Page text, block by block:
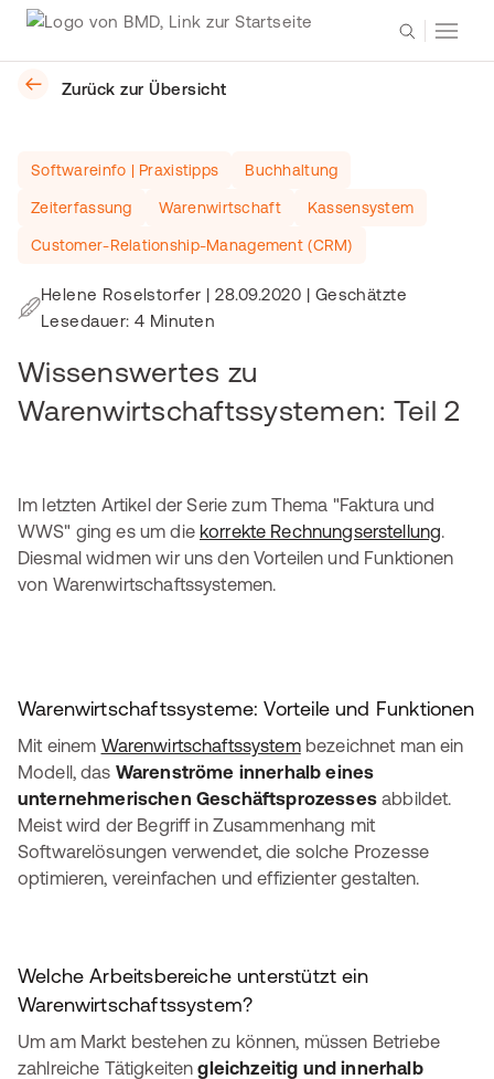
Zurück zur Übersicht
Softwareinfo | Praxistipps Buchhaltung
Zeiterfassung Warenwirtschaft Kassensystem
Customer-Relationship-Management (CRM)
Helene Roselstorfer |28.09.2020 | Geschätzte
Lesedauer: 4 Minuten
Wissenswertes zu
Warenwirtschaftssystemen: Teil 2
Im letzten Artikel der Serie zum Thema "Faktura und
WWS" ging es um die korrekte Rechnungserstellung.
Diesmal widmen wir uns den Vorteilen und Funktionen
von Warenwirtschaftssystemen.
Warenwirtschaftssysteme: Vorteile und Funktionen
Mit einem Warenwirtschaftssystembezeichnet man ein
Modell, das Warenströme innerhalb eines
unternehmerischen Geschäftsprozessesabbildet.
Meist wird der Begriff in Zusammenhang mit
Softwarelösungen verwendet, die solche Prozesse
optimieren, vereinfachen und effizienter gestalten.
Welche Arbeitsbereiche unterstützt ein
Warenwirtschaftssystem?
Um am Markt bestehen zu können, müssen Betriebe
zahlreiche Tätigkeitengleichzeitig und innerhalb